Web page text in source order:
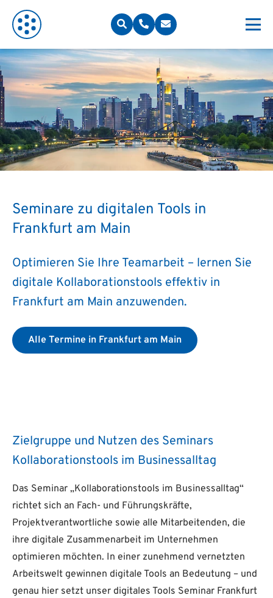
Seminare zu digitalen Tools in
Frankfurt am Main
Optimieren Sie Ihre Teamarbeit – lernen Sie
digitale Kollaborationstools effektiv in
Frankfurt am Main anzuwenden.
Alle Termine in Frankfurt am Main
Zielgruppe und Nutzen des Seminars
Kollaborationstools im Businessalltag
Das Seminar „Kollaborationstools im Businessalltag“
richtet sich an Fach- und Führungskräfte,
Projektverantwortliche sowie alle Mitarbeitenden, die
ihre digitale Zusammenarbeit im Unternehmen
optimieren möchten. In einer zunehmend vernetzten
Arbeitswelt gewinnen digitale Tools an Bedeutung – und
genau hier setzt unser digitales Tools Seminar Frankfurt